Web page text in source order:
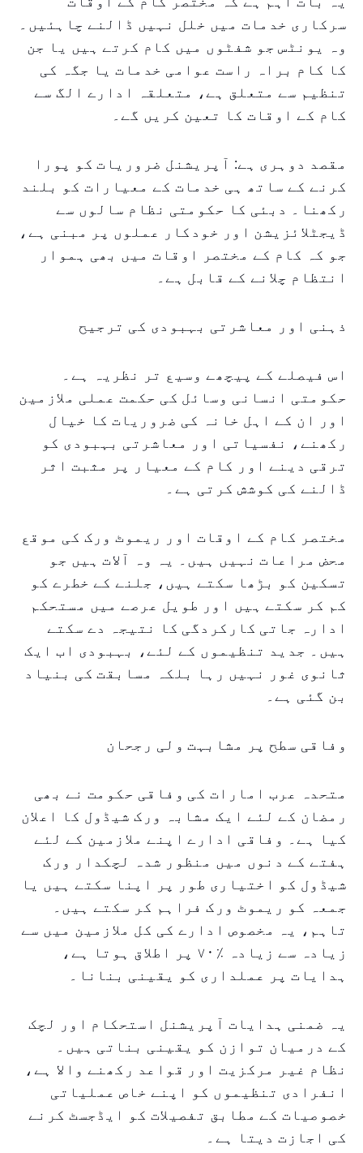
سرکاری خدمات میں خلل نہیں ڈالنے چاہئیں۔
وہ یونٹس جو شفٹوں میں کام کرتے ہیں یا جن
کا کام براہ راست عوامی خدمات یا جگہ کی
تنظیم سے متعلق ہے، متعلقہ ادارے الگ سے
کام کے اوقات کا تعین کریں گے۔
مقصد دوہری ہے: آپریشنل ضروریات کو پورا
کرنے کے ساتھ ہی خدمات کے معیارات کو بلند
رکھنا۔ دبئی کا حکومتی نظام سالوں سے
ڈیجٹلائزیشن اور خودکار عملوں پر مبنی ہے،
جو کہ کام کے مختصر اوقات میں بھی ہموار
انتظام چلانے کے قابل ہے۔
ذہنی اور معاشرتی بہبودی کی ترجیح
اس فیصلے کے پیچھے وسیع تر نظریہ ہے۔
حکومتی انسانی وسائل کی حکمت عملی ملازمین
اور ان کے اہل خانہ کی ضروریات کا خیال
رکھنے، نفسیاتی اور معاشرتی بہبودی کو
ترقی دینے اور کام کے معیار پر مثبت اثر
ڈالنے کی کوشش کرتی ہے۔
مختصر کام کے اوقات اور ریموٹ ورک کی موقع
محض مراعات نہیں ہیں۔ یہ وہ آلات ہیں جو
تسکین کو بڑھا سکتے ہیں، جلنے کے خطرے کو
کم کر سکتے ہیں اور طویل عرصے میں مستحکم
ادارہ جاتی کارکردگی کا نتیجہ دے سکتے
ہیں۔ جدید تنظیموں کے لئے، بہبودی اب ایک
ثانوی غور نہیں رہا بلکہ مسابقت کی بنیاد
بن گئی ہے۔
وفاقی سطح پر مشابہت ولی رجحان
متحدہ عرب امارات کی وفاقی حکومت نے بھی
رمضان کے لئے ایک مشابہ ورک شیڈول کا اعلان
کیا ہے۔ وفاقی ادارے اپنے ملازمین کے لئے
ہفتے کے دنوں میں منظور شدہ لچکدار ورک
شیڈول کو اختیاری طور پر اپنا سکتے ہیں یا
جمعہ کو ریموٹ ورک فراہم کر سکتے ہیں۔
تاہم، یہ مخصوص ادارے کی کل ملازمین میں سے
زیادہ سے زیادہ ٪۷۰ پر اطلاق ہوتا ہے،
ہدایات پر عملداری کو یقینی بنانا۔
یہ ضمنی ہدایات آپریشنل استحکام اور لچک
کے درمیان توازن کو یقینی بناتی ہیں۔
نظام غیر مرکزیت اور قواعد رکھنے والا ہے،
انفرادی تنظیموں کو اپنے خاص عملیاتی
خصوصیات کے مطابق تفصیلات کو ایڈجسٹ کرنے
کی اجازت دیتا ہے۔